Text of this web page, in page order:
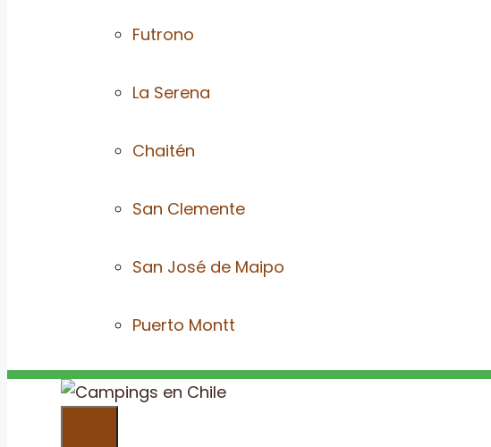
Futrono
La Serena
Chaitén
San Clemente
San José de Maipo
Puerto Montt